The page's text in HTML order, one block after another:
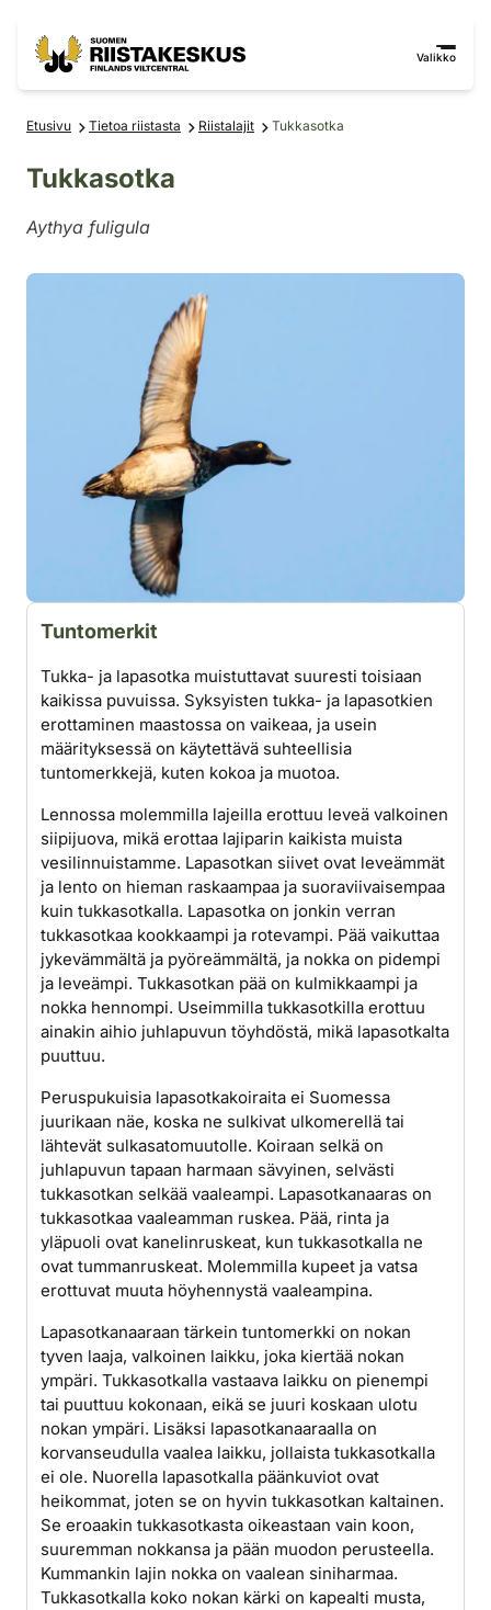
Valikko
Etusivu Tietoa riistasta Riistalajit Tukkasotka
Tukkasotka
Aythya fuligula
Tuntomerkit
Tukka- ja lapasotka muistuttavat suuresti toisiaan
kaikissa puvuissa. Syksyisten tukka- ja lapasotkien
erottaminen maastossa on vaikeaa, ja usein
määrityksessä on käytettävä suhteellisia
tuntomerkkejä, kuten kokoa ja muotoa.
Lennossa molemmilla lajeilla erottuu leveä valkoinen
siipijuova, mikä erottaa lajiparin kaikista muista
vesilinnuistamme. Lapasotkan siivet ovat leveämmät
ja lento on hieman raskaampaa ja suoraviivaisempaa
kuin tukkasotkalla. Lapasotka on jonkin verran
tukkasotkaa kookkaampi ja rotevampi. Pää vaikuttaa
jykevämmältä ja pyöreämmältä, ja nokka on pidempi
ja leveämpi. Tukkasotkan pää on kulmikkaampi ja
nokka hennompi. Useimmilla tukkasotkilla erottuu
ainakin aihio juhlapuvun töyhdöstä, mikä lapasotkalta
puuttuu.
Peruspukuisia lapasotkakoiraita ei Suomessa
juurikaan näe, koska ne sulkivat ulkomerellä tai
lähtevät sulkasatomuutolle. Koiraan selkä on
juhlapuvun tapaan harmaan sävyinen, selvästi
tukkasotkan selkää vaaleampi. Lapasotkanaaras on
tukkasotkaa vaaleamman ruskea. Pää, rinta ja
yläpuoli ovat kanelinruskeat, kun tukkasotkalla ne
ovat tummanruskeat. Molemmilla kupeet ja vatsa
erottuvat muuta höyhennystä vaaleampina.
Lapasotkanaaraan tärkein tuntomerkki on nokan
tyven laaja, valkoinen laikku, joka kiertää nokan
ympäri. Tukkasotkalla vastaava laikku on pienempi
tai puuttuu kokonaan, eikä se juuri koskaan ulotu
nokan ympäri. Lisäksi lapasotkanaaraalla on
korvanseudulla vaalea laikku, jollaista tukkasotkalla
ei ole. Nuorella lapasotkalla päänkuviot ovat
heikommat, joten se on hyvin tukkasotkan kaltainen.
Se eroaakin tukkasotkasta oikeastaan vain koon,
suuremman nokkansa ja pään muodon perusteella.
Kummankin lajin nokka on vaalean siniharmaa.
Tukkasotkalla koko nokan kärki on kapealti musta,